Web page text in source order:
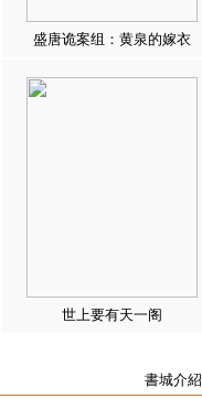
盛唐诡案组：黄泉的嫁衣
世上要有天一阁
書城介紹